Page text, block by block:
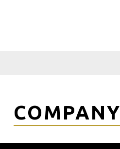
COMPANY